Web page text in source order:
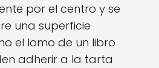
por el centro y se
una superficie
el lomo de un libro
adherir a la tarta